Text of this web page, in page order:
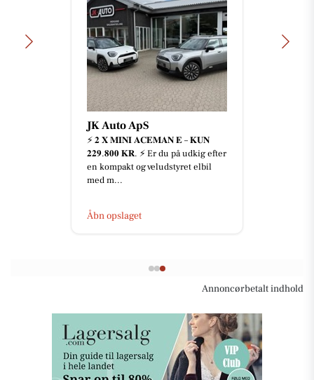
JK Auto ApS
⚡️ 𝟐 𝐗 𝐌𝐈𝐍𝐈 𝐀𝐂𝐄𝐌𝐀𝐍 𝐄 – 𝐊𝐔𝐍
𝟐𝟐𝟗.𝟖𝟎𝟎 𝐊𝐑. ⚡️ Er du på udkig efter
en kompakt og veludstyret elbil
med m...
Åbn opslaget
Annoncørbetalt indhold